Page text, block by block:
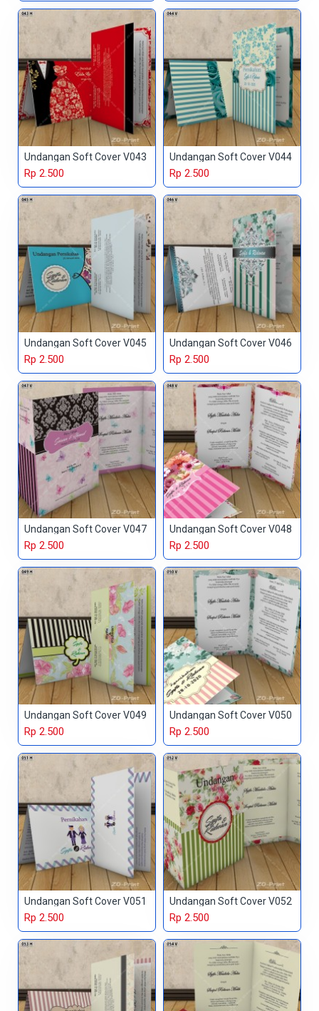
Undangan Soft Cover V043
Rp 2.500
Undangan Soft Cover V044
Rp 2.500
Undangan Soft Cover V045
Rp 2.500
Undangan Soft Cover V046
Rp 2.500
Undangan Soft Cover V047
Rp 2.500
Undangan Soft Cover V048
Rp 2.500
Undangan Soft Cover V049
Rp 2.500
Undangan Soft Cover V050
Rp 2.500
Undangan Soft Cover V051
Rp 2.500
Undangan Soft Cover V052
Rp 2.500